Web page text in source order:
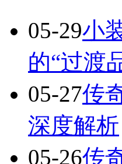
05-29小
的“过渡
05-27传
深度解析
05-26传